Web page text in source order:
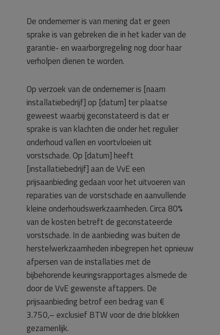
De ondernemer is van mening dat er geen
sprake is van gebreken die in het kader van de
garantie- en waarborgregeling nog door haar
verholpen dienen te worden.
Op verzoek van de ondernemer is [naam
installatiebedrijf] op [datum] ter plaatse
geweest waarbij geconstateerd is dat er
sprake is van klachten die onder het regulier
onderhoud vallen en voortvloeien uit
vorstschade. Op [datum] heeft
[installatiebedrijf] aan de VvE een
prijsaanbieding gedaan voor het uitvoeren van
reparaties van de vorstschade en aanvullende
kleine onderhoudswerkzaamheden. Circa 80%
van de kosten betreft de geconstateerde
vorstschade. In de aanbieding was buiten de
herstelwerkzaamheden inbegrepen het opnieuw
afpersen van de installaties met de
bijbehorende keuringsrapportages alsmede de
door de VvE gewenste aftappers. De
prijsaanbieding betrof een bedrag van €
3.750,– exclusief BTW voor de drie blokken
gezamenlijk.